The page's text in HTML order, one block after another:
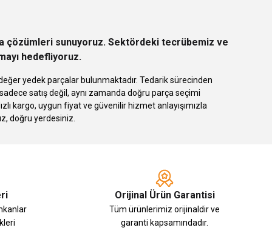
çözümleri sunuyoruz. Sektördeki tecrübemiz ve
hedefliyoruz.
yedek parçalar bulunmaktadır. Tedarik sürecinden
satış değil, aynı zamanda doğru parça seçimi
kargo, uygun fiyat ve güvenilir hizmet anlayışımızla
doğru yerdesiniz.
Orijinal Ürün Garantisi
Tüm ürünlerimiz orijinaldir ve
garanti kapsamındadır.